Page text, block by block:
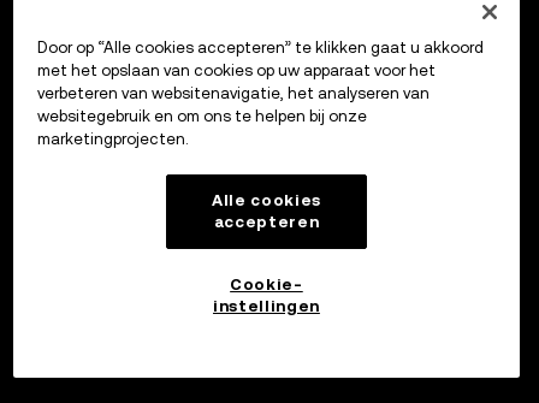
Door op “Alle cookies accepteren” te klikken gaat u akkoord
met het opslaan van cookies op uw apparaat voor het
verbeteren van websitenavigatie, het analyseren van
websitegebruik en om ons te helpen bij onze
marketingprojecten.
Alle cookies
accepteren
Cookie-
instellingen